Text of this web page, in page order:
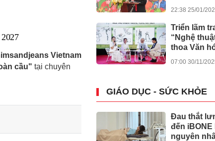
Vietnam
cầu" tại chuyên
22:38 25/01/
Triển lãm
“Nghệ
thoa Văn
07:00 30/11/
GIÁO DỤC - SỨC KHỎE
Đau thắt
đến iBONE
nguyên